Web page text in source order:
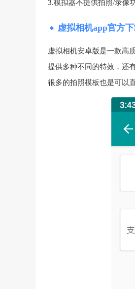
3.模拟器不提供拍照/录像
虚拟相机app官方
虚拟相机安卓版是一款高
提供多种不同的特效，还
很多的拍照模板也是可以